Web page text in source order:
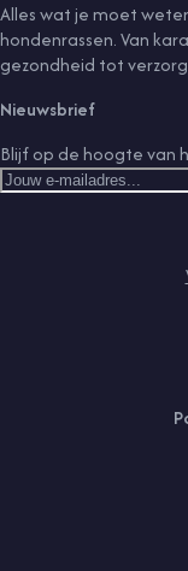
Alles wat je moet
hondenrassen. Van
gezondheid tot
Nieuwsbrief
Blijf op de hoogte van